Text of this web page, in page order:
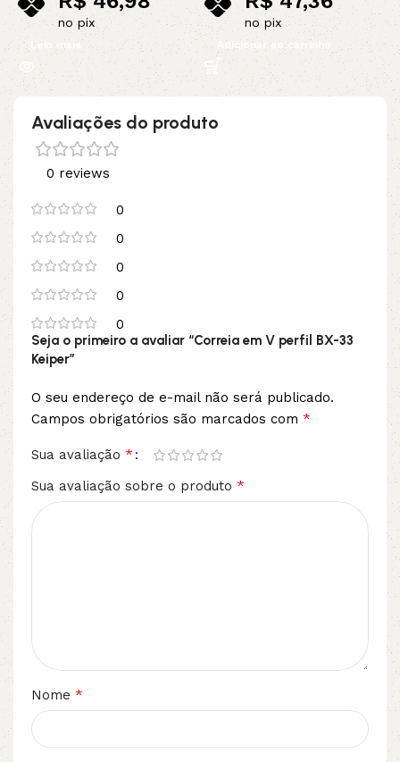
no pix
Leia mais
no pix
Adicionar ao carrinho
Avaliações do produto
0 reviews
0
0
0
0
0
Seja o primeiro a avaliar “Correia em V perfil BX-33
Keiper”
O seu endereço de e-mail não será publicado.
Campos obrigatórios são marcados com *
Sua avaliação *
Sua avaliação sobre o produto *
Nome *